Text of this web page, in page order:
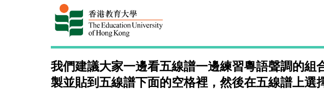
我們建議大家一邊看五線譜一邊練習粵語聲調的
製並貼到五線譜下面的空格裡，然後在五線譜上選